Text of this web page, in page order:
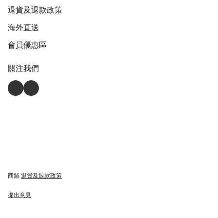
退貨及退款政策
海外直送
會員優惠區
關注我們
商舖 退貨及退款政策
提出意見